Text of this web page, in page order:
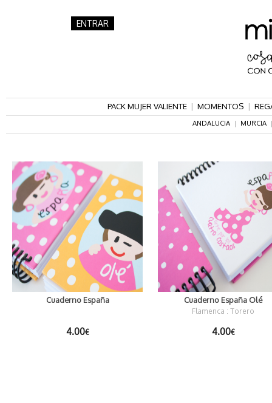
ENTRAR
PACK MUJER VALIENTE | MOMENTOS |
ANDALUCIA | MURCIA
Cuaderno España
4.00€
Cuaderno España Olé
Flamenca : Torero
4.00€